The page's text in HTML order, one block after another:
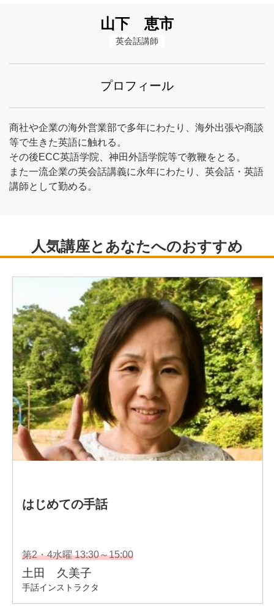
山下 恵市
英会話講師
プロフィール
商社や企業の海外営業部で多年にわたり、海外出張や商談
等で生きた英語に触れる。
その後ECC英語学院、神田外語学院等で教鞭をとる。
また一流企業の英会話講義に永年にわたり、英会話・英語
講師として勤める。